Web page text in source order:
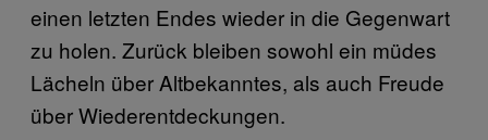
einen letzten Endes wieder in die Gegenwart
zu holen. Zurück bleiben sowohl ein müdes
Lächeln über Altbekanntes, als auch Freude
über Wiederentdeckungen.